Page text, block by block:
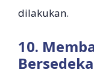
dilakukan.
10.